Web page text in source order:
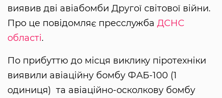
виявив дві авіабомби Другої світової війни.
Про це повідомляє пресслужба ДСНС
області.
По прибуттю до місця виклику піротехніки
виявили авіаційну бомбу ФАБ-100 (1
одиниця) та авіаційно-осколкову бомбу